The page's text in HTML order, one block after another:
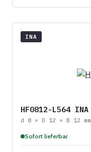
INA
HF0812-L564 INA
d 8 × D 12 × B 12 mm
Sofort lieferbar